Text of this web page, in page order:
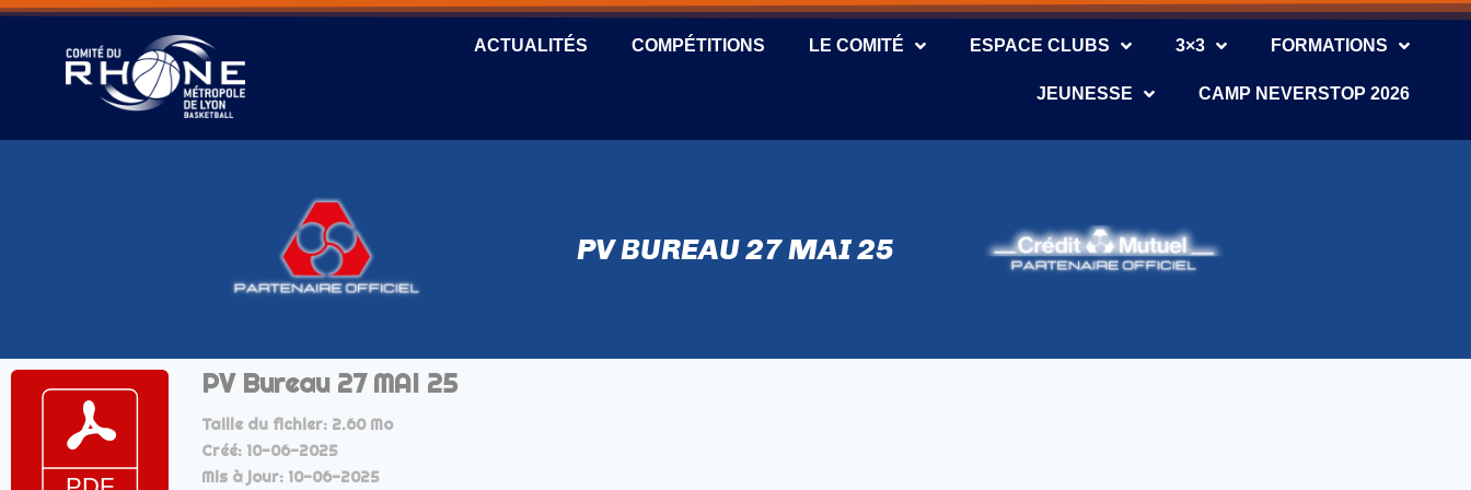
ACTUALITÉS COMPÉTITIONS LE COMITÉ ESPACE CLUBS 3×3 FORMATIONS
JEUNESSE CAMP NEVERSTOP 2026
PV BUREAU 27 MAI 25
PV Bureau 27 MAI 25
Taille du fichier: 2.60 Mo
Créé: 10-06-2025
Mis à jour: 10-06-2025